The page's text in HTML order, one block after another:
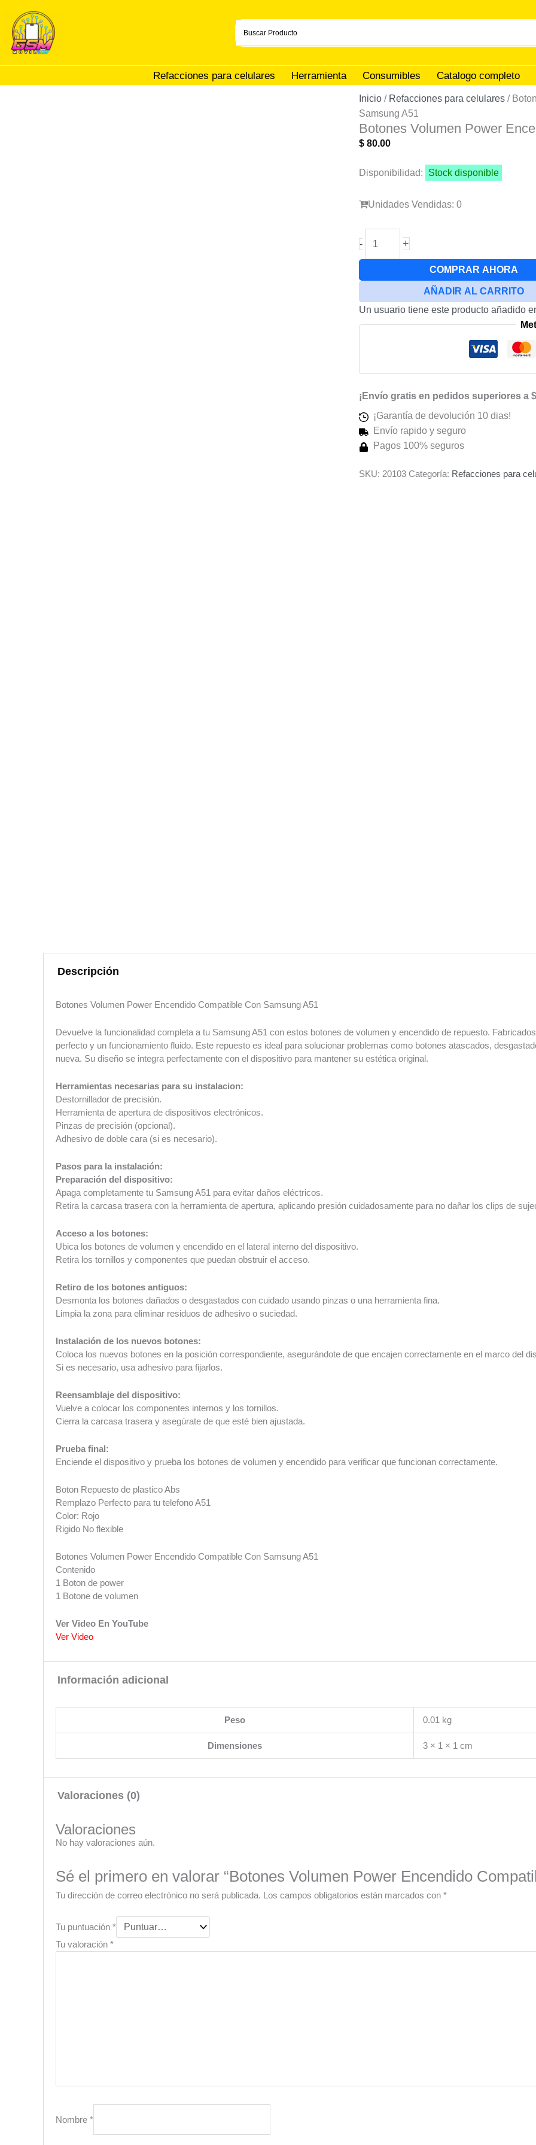
contenido
Refacciones para celulares Herramienta Consumibles Catalogo completo
Inicio / Refacciones para celulares /
Samsung A51
Botones Volumen Power
$ 80.00
Disponibilidad: Stock disponible
Unidades Vendidas: 0
-
Volumen
Encendido
Con
Samsung
+
COMPRAR AHORA
AÑADIR AL CARRITO
Un usuario tiene este producto añadido
¡Envío gratis en pedidos superiores a
¡Garantía de devolución 10 dias!
Envío rapido y seguro
Pagos 100% seguros
SKU: 20103 Categoría: Refacciones para
Descripción
Botones Volumen Power Encendido Compatible Con Samsung A51
Devuelve la funcionalidad completa a tu Samsung A51 con estos botones de volumen y encendido de repuesto.
perfecto y un funcionamiento fluido. Este repuesto es ideal para solucionar problemas como botones atascados,
nueva. Su diseño se integra perfectamente con el dispositivo para mantener su estética original.
Herramientas necesarias para su instalacion:
Destornillador de precisión.
Herramienta de apertura de dispositivos electrónicos.
Pinzas de precisión (opcional).
Adhesivo de doble cara (si es necesario).
Pasos para la instalación:
Preparación del dispositivo:
Apaga completamente tu Samsung A51 para evitar daños eléctricos.
Retira la carcasa trasera con la herramienta de apertura, aplicando presión cuidadosamente para no dañar los clips de
Acceso a los botones:
Ubica los botones de volumen y encendido en el lateral interno del dispositivo.
Retira los tornillos y componentes que puedan obstruir el acceso.
Retiro de los botones antiguos:
Desmonta los botones dañados o desgastados con cuidado usando pinzas o una herramienta fina.
Limpia la zona para eliminar residuos de adhesivo o suciedad.
Instalación de los nuevos botones:
Coloca los nuevos botones en la posición correspondiente, asegurándote de que encajen correctamente en el marco del
Si es necesario, usa adhesivo para fijarlos.
Reensamblaje del dispositivo:
Vuelve a colocar los componentes internos y los tornillos.
Cierra la carcasa trasera y asegúrate de que esté bien ajustada.
Prueba final:
Enciende el dispositivo y prueba los botones de volumen y encendido para verificar que funcionan correctamente.
Boton Repuesto de plastico Abs
Remplazo Perfecto para tu telefono A51
Color: Rojo
Rigido No flexible
Botones Volumen Power Encendido Compatible Con Samsung A51
Contenido
1 Boton de power
1 Botone de volumen
Ver Video En YouTube
Ver Video
Información adicional
Peso 0.01 kg
Dimensiones 3 × 1 × 1 cm
Valoraciones (0)
Valoraciones
No hay valoraciones aún.
Sé el primero en valorar “Botones Volumen Power Encendido
Tu dirección de correo electrónico no será publicada. Los campos obligatorios están marcados con *
Tu puntuación *
Tu valoración *
Nombre *